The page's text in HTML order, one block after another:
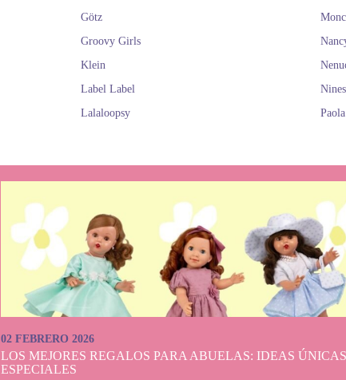
Götz
Groovy Girls
Klein
Label Label
Lalaloopsy
02 FEBRERO 2026
LOS MEJORES REGALOS PARA ABUELAS: IDEAS
ESPECIALES